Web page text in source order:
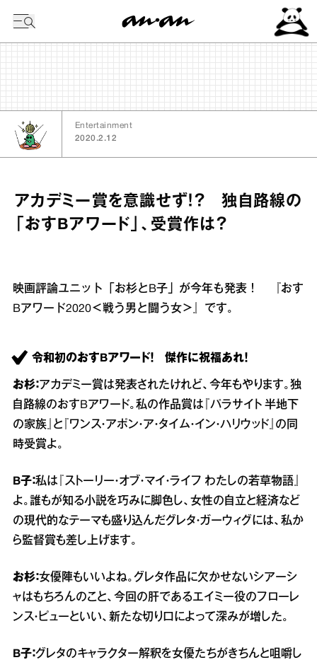
Entertainment
2020.2.12
アカデミー賞を意識せず！？ 独自路線の
「おすBアワード」、受賞作は？
映画評論ユニット「お杉とB子」が今年も発表！ 『おす
Bアワード2020＜戦う男と闘う女＞』です。
令和初のおすBアワード！ 傑作に祝福あれ！
お杉： アカデミー賞は発表されたけれど、今年もやります。独
自路線のおすBアワード。私の作品賞は『パラサイト 半地下
の家族』と『ワンス・アポン・ア・タイム・イン・ハリウッド』の同
時受賞よ。
B子：私は『ストーリー・オブ・マイ・ライフ わたしの若草物語』
よ。誰もが知る小説を巧みに脚色し、女性の自立と経済など
の現代的なテーマも盛り込んだグレタ・ガーウィグには、私か
ら監督賞も差し上げます。
お杉：女優陣もいいよね。グレタ作品に欠かせないシアーシ
ャはもちろんのこと、今回の肝であるエイミー役のフローレ
ンス・ピューといい、新たな切り口によって深みが増した。
B子：グレタのキャラクター解釈を女優たちがきちんと咀嚼し